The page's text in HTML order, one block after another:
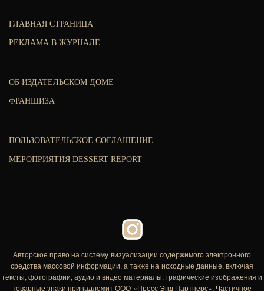
ГЛАВНАЯ СТРАНИЦА
РЕКЛАМА В ЖУРНАЛЕ
ОБ ИЗДАТЕЛЬСКОМ ДОМЕ
ФРАНШИЗА
ПОЛЬЗОВАТЕЛЬСКОЕ СОГЛАШЕНИЕ
МЕРОПРИЯТИЯ DESSERT REPORT
Авторское право на систему визуализации содержимого электронного
средства массовой информации, а также на исходные данные, включая
тексты, фотографии, аудио и видео материалы, графические изображения и
товарные знаки принадлежит ООО «Пресс Энд Партнерс». Частичное